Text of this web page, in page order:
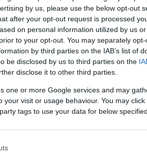
by us, please use the below opt-out
after your opt-out request is processed
on personal information utilized by us
to your opt-out. You may separately
by third parties on the IAB’s list of
be disclosed by us to third parties on the
disclose it to other third parties.
one or more Google services and may
your visit or usage behaviour. You may
tags to use your data for below